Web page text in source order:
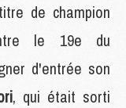
de champion
le 19e du
d'entrée son
, qui était sorti